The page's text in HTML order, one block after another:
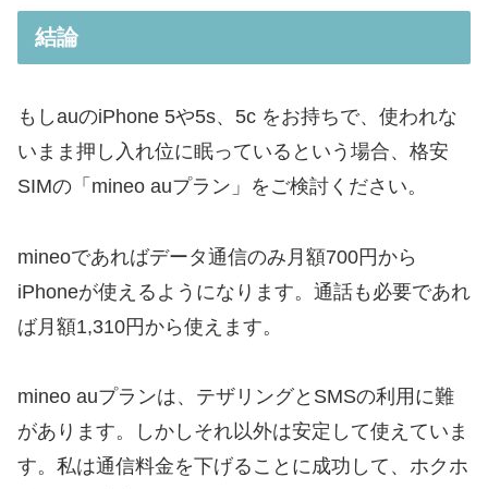
結論
もしauのiPhone 5や5s、5c をお持ちで、使われな
いまま押し入れ位に眠っているという場合、格安
SIMの「mineo auプラン」をご検討ください。
mineoであればデータ通信のみ月額700円から
iPhoneが使えるようになります。通話も必要であれ
ば月額1,310円から使えます。
mineo auプランは、テザリングとSMSの利用に難
があります。しかしそれ以外は安定して使えていま
す。私は通信料金を下げることに成功して、ホクホ